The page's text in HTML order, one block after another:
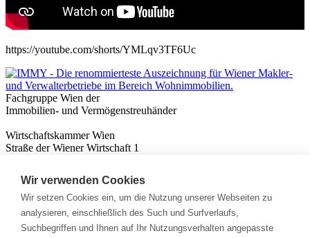
https://youtube.com/shorts/YMLqv3TF6Uc
Fachgruppe Wien der
Immobilien- und Vermögenstreuhänder
Wirtschaftskammer Wien
Straße der Wiener Wirtschaft 1
Nützliches
Immobilienwissen
Formulare & Rechner
Expert:innen
Wir verwenden Cookies
Wir setzen Cookies ein, um die Nutzung unserer Webseiten zu
analysieren, einschließlich des Such und Surfverlaufs,
Suchbegriffen und Ihnen auf Ihr Nutzungsverhalten angepasste